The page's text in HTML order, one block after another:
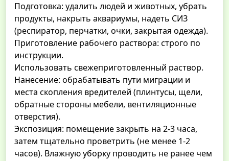
Подготовка: удалить людей и животных, убрать
продукты, накрыть аквариумы, надеть СИЗ
(респиратор, перчатки, очки, закрытая одежда).
Приготовление рабочего раствора: строго по
инструкции.
Использовать свежеприготовленный раствор.
Нанесение: обрабатывать пути миграции и
места скопления вредителей (плинтусы, щели,
обратные стороны мебели, вентиляционные
отверстия).
Экспозиция: помещение закрыть на 2-3 часа,
затем тщательно проветрить (не менее 1-2
часов). Влажную уборку проводить не ранее чем